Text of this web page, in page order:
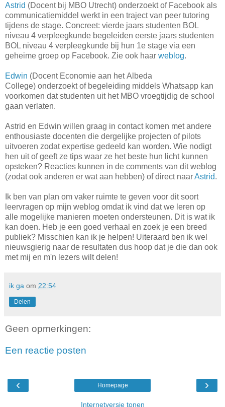
Astrid (Docent bij MBO Utrecht) onderzoekt of Facebook als
communicatiemiddel werkt in een traject van peer tutoring
tijdens de stage. Concreet: vierde jaars studenten BOL
niveau 4 verpleegkunde begeleiden eerste jaars studenten
BOL niveau 4 verpleegkunde bij hun 1e stage via een
geheime groep op Facebook. Zie ook haar weblog.
Edwin (Docent Economie aan het Albeda
College) onderzoekt of begeleiding middels Whatsapp kan
voorkomen dat studenten uit het MBO vroegtijdig de school
gaan verlaten.
Astrid en Edwin willen graag in contact komen met andere
enthousiaste docenten die dergelijke projecten of pilots
uitvoeren zodat expertise gedeeld kan worden. Wie nodigt
hen uit of geeft ze tips waar ze het beste hun licht kunnen
opsteken? Reacties kunnen in de comments van dit weblog
(zodat ook anderen er wat aan hebben) of direct naarAstrid.
Ik ben van plan om vaker ruimte te geven voor dit soort
leervragen op mijn weblog omdat ik vind dat we leren op
alle mogelijke manieren moeten ondersteunen. Dit is wat ik
kan doen. Heb je een goed verhaal en zoek je een breed
publiek? Misschien kan ik je helpen! Uiteraard ben ik wel
nieuwsgierig naar de resultaten dus hoop dat je die dan ook
met mij en m'n lezers wilt delen!
ik ga om 22:54
Delen
Geen opmerkingen:
Een reactie posten
‹ ›
Homepage
Internetversie tonen